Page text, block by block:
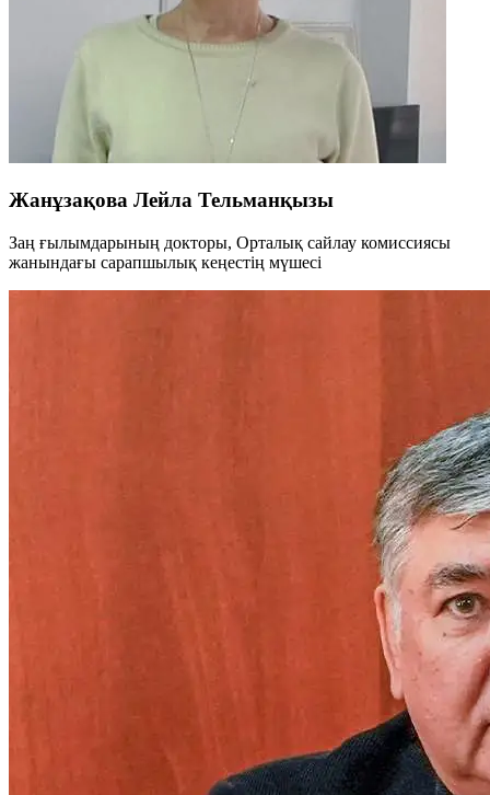
Жанұзақова Лейла Тельманқызы
Заң ғылымдарының докторы, Орталық сайлау комиссиясы
жанындағы сарапшылық кеңестің мүшесі